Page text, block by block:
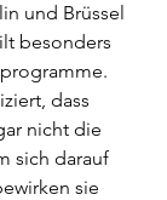
und Brüssel
besonders
dass
nicht die
sich darauf
sie